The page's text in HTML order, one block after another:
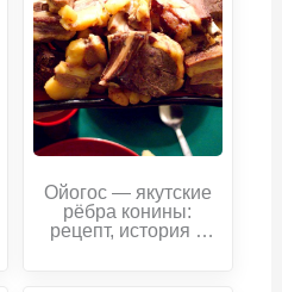
Ойогос — якутские
рёбра конины:
рецепт, история и